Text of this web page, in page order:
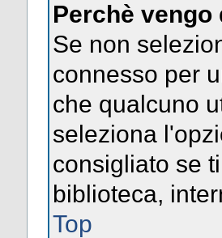
Perchè
Se non
connesso per
che qualcuno
seleziona
consigliato se
biblioteca,
Top